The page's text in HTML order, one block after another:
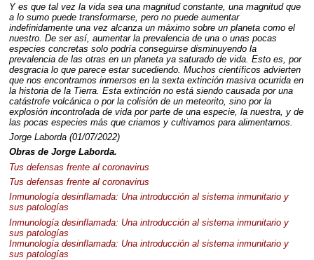
Y es que tal vez la vida sea una magnitud constante, una magnitud que
a lo sumo puede transformarse, pero no puede aumentar
indefinidamente una vez alcanza un máximo sobre un planeta como el
nuestro. De ser así, aumentar la prevalencia de una o unas pocas
especies concretas solo podría conseguirse disminuyendo la
prevalencia de las otras en un planeta ya saturado de vida. Esto es, por
desgracia lo que parece estar sucediendo. Muchos científicos advierten
que nos encontramos inmersos en la sexta extinción masiva ocurrida en
la historia de la Tierra. Esta extinción no está siendo causada por una
catástrofe volcánica o por la colisión de un meteorito, sino por la
explosión incontrolada de vida por parte de una especie, la nuestra, y de
las pocas especies más que criamos y cultivamos para alimentarnos.
Jorge Laborda (01/07/2022)
Obras de Jorge Laborda.
Tus defensas frente al coronavirus
Tus defensas frente al coronavirus
Inmunología desinflamada: Una introducción al sistema inmunitario y
sus patologías
Inmunología desinflamada: Una introducción al sistema inmunitario y
sus patologías
Inmunología desinflamada: Una introducción al sistema inmunitario y
sus patologías